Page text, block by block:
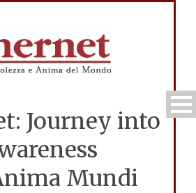
Journey into
Mundi